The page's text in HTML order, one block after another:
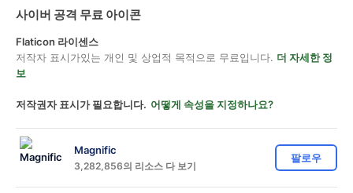
사이버 공격 무료 아이콘
Flaticon 라이센스
저작자 표시가있는 개인 및 상업적 목적으로 무료입니다. 더 자세한 정
보
저작권자 표시가 필요합니다. 어떻게 속성을 지정하나요?
Magnific
3,282,856의 리소스 다 보기
팔로우